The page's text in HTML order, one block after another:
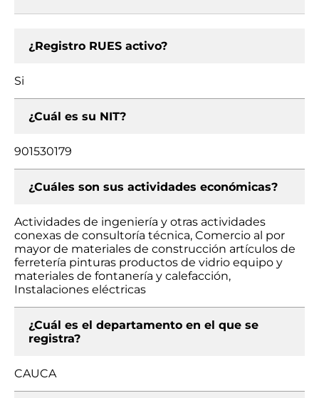
¿Registro RUES activo?
Si
¿Cuál es su NIT?
901530179
¿Cuáles son sus actividades económicas?
Actividades de ingeniería y otras actividades
conexas de consultoría técnica, Comercio al por
mayor de materiales de construcción artículos de
ferretería pinturas productos de vidrio equipo y
materiales de fontanería y calefacción,
Instalaciones eléctricas
¿Cuál es el departamento en el que se
registra?
CAUCA